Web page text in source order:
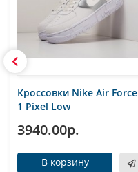
Кроссовки Nike Air Force
1 Pixel Low
3940.00р.
В корзину